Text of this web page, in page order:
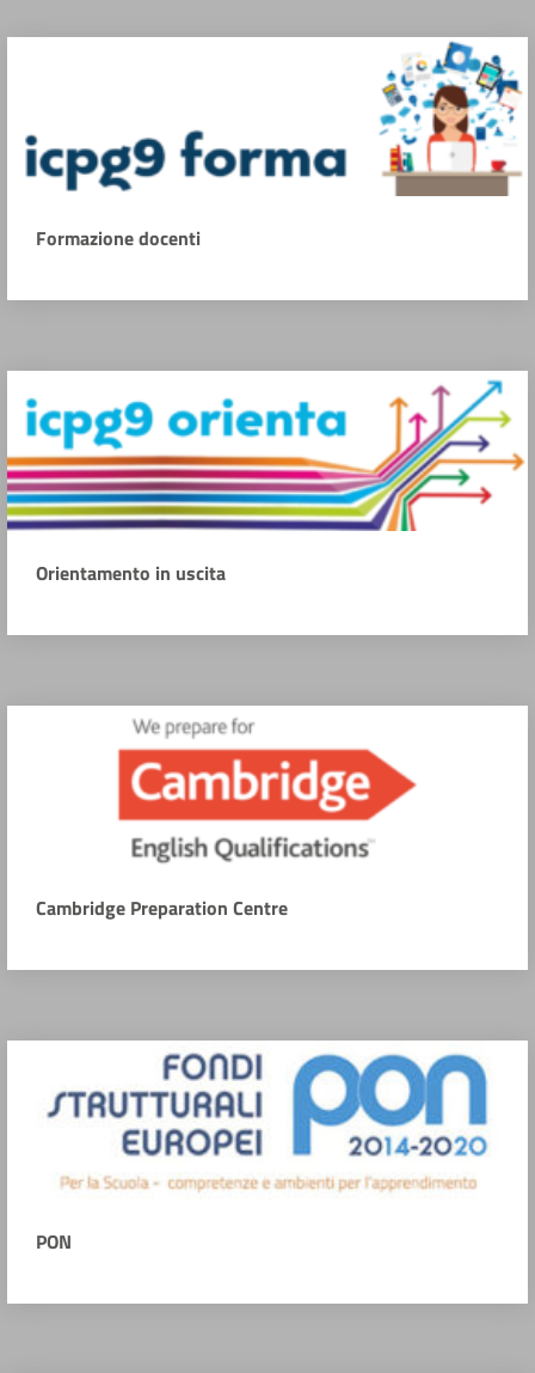
Formazione docenti
Orientamento in uscita
Cambridge Preparation Centre
PON